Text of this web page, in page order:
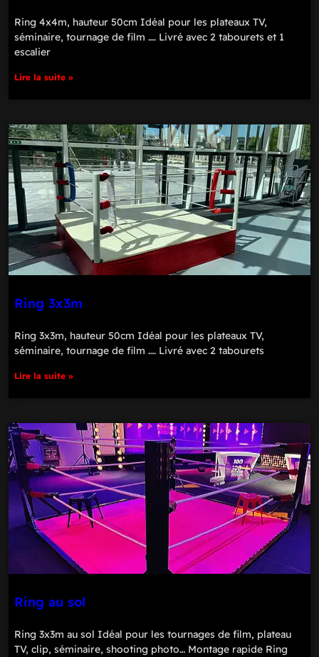
Ring 4x4m, hauteur 50cm Idéal pour les plateaux TV,
séminaire, tournage de film …. Livré avec 2 tabourets et 1
escalier
Lire la suite »
Ring 3x3m
Ring 3x3m, hauteur 50cm Idéal pour les plateaux TV,
séminaire, tournage de film …. Livré avec 2 tabourets
Lire la suite »
Ring au sol
Ring 3x3m au sol Idéal pour les tournages de film, plateau
TV, clip, séminaire, shooting photo… Montage rapide Ring